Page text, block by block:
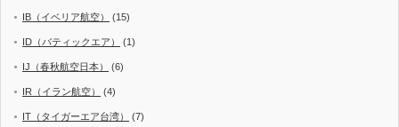
IB（イベリア航空） (15)
ID（バティックエア） (1)
IJ（春秋航空日本） (6)
IR（イラン航空） (4)
IT（タイガーエア台湾） (7)